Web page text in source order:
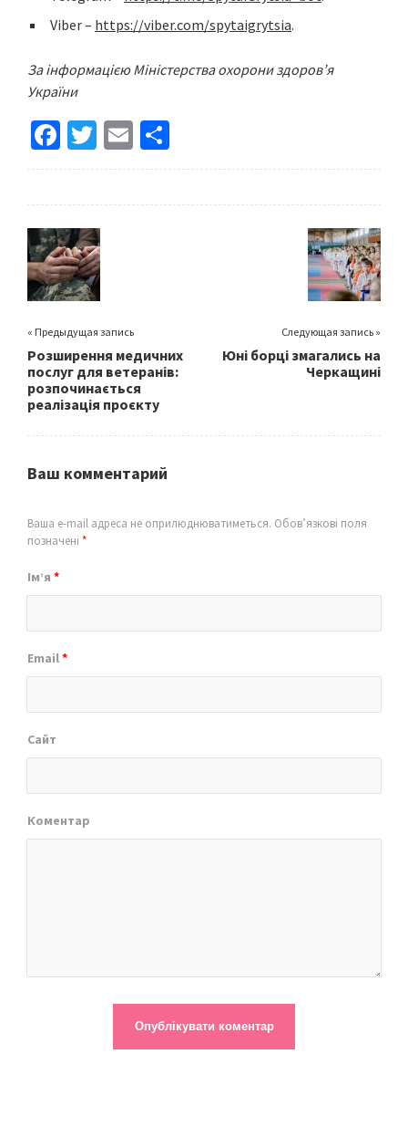
Viber – https://viber.com/spytaigrytsia.
За інформацією Міністерства охорони здоров’я
України
Fa
ce
o
o
k
T
wi
er
E
m h
« Предыдущая запись
Розширення медичних
послуг для ветеранів:
розпочинається
реалізація проєкту
Следующая запись »
Юні борці змагались на
Черкащині
Ваш комментарий
Ваша e-mail адреса не оприлюднюватиметься. Обов’язкові поля
позначені *
Ім’я *
Email*
Сайт
Коментар